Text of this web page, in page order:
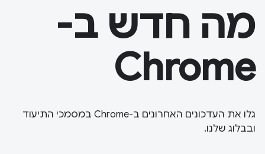
מה חדש ב-
Chrome
גלו את העדכונים האחרונים ב-Chrome במסמכי התיעוד
ובבלוג שלנו.